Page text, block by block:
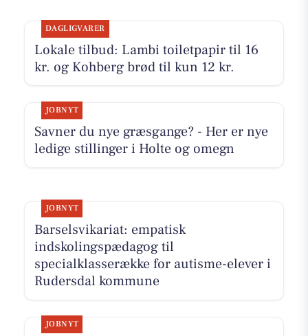
DAGLIGVARER
Lokale tilbud: Lambi toiletpapir til 16
kr. og Kohberg brød til kun 12 kr.
JOBNYT
Savner du nye græsgange? - Her er nye
ledige stillinger i Holte og omegn
JOBNYT
Barselsvikariat: empatisk
indskolingspædagog til
specialklasserække for autisme-elever i
Rudersdal kommune
JOBNYT